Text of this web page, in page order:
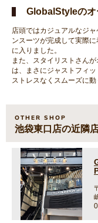
GlobalStyleのオ
店頭ではカジュアルなジ
ンスーツが完成して実際
に入りました。
また、スタイリストさん
は、まさにジャストフィ
ストレスなくスムーズに動
OTHER SHOP
池袋東口店の近隣